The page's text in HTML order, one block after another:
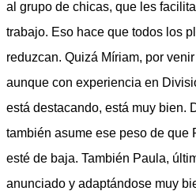
al grupo de chicas, que les
trabajo. Eso hace que todos los
reduzcan. Quizá Míriam, por
aunque con experiencia en
está destacando, está muy bien.
también asume ese peso de que
esté de baja. También Paula,
anunciado y adaptándose muy